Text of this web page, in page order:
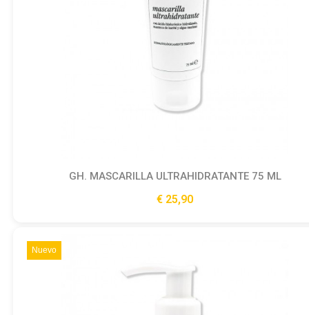
Ver producto
GH. MASCARILLA ULTRAHIDRATANTE 75 ML
25,90 €
Nuevo